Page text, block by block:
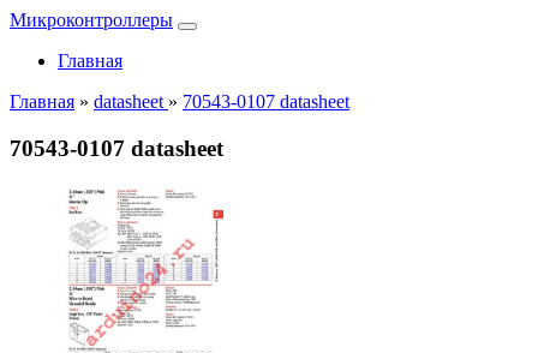
Микроконтроллеры
Главная
Главная » datasheet » 70543-0107 datasheet
70543-0107 datasheet